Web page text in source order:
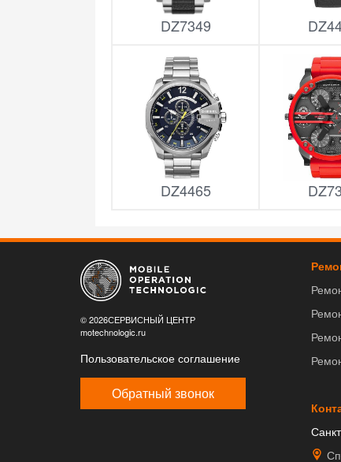
DZ7349
DZ4465
© 2026СЕРВИСНЫЙ ЦЕНТР
motechnologic.ru
Пользовательское соглашение
Обратный звонок